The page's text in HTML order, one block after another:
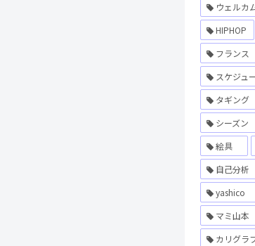
ウェルカ
HIPHOP
フランス
スケジュ
タギング
シーズン
絵具
自己分析
yashico
マミ山本
カリグラ